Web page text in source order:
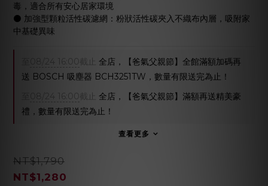
毒，適合所有安心居家環境
⚫️ 加強型顆粒活性碳濾網：粉狀活性碳夾入不織布內層，吸附家
中基礎異味
08/24 16:00 截止
全店，【爸氣父親節】全館滿額加碼再
送 BOSCH 吸塵器 BCH3251TW，數量有限送完為止！
08/24 16:00 截止
全店，【爸氣父親節】滿額再送精美豪
禮，數量有限送完為止！
查看更多
NT$1,790
NT$1,280